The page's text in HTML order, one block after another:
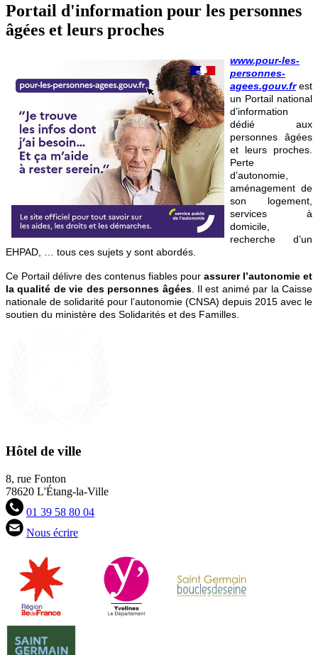
Portail d'information pour les personnes
âgées et leurs proches
www.pour-les-
personnes-
agees.gouv.fr est
un Portail national
d’information
dédié aux
personnes âgées
et leurs proches.
Perte
d’autonomie,
aménagement de
son logement,
services à
domicile,
recherche d’un
EHPAD, … tous ces sujets y sont abordés.
Ce Portail délivre des contenus fiables pour assurer l’autonomie et
la qualité de vie des personnes âgées. Il est animé par la Caisse
nationale de solidarité pour l’autonomie (CNSA) depuis 2015 avec le
soutien du ministère des Solidarités et des Familles.
Hôtel de ville
8, rue Fonton
78620 L'Étang-la-Ville
01 39 58 80 04
Nous écrire